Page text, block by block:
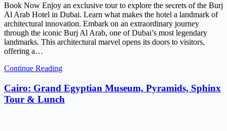
Book Now Enjoy an exclusive tour to explore the secrets of the Burj
Al Arab Hotel in Dubai. Learn what makes the hotel a landmark of
architectural innovation. Embark on an extraordinary journey
through the iconic Burj Al Arab, one of Dubai’s most legendary
landmarks. This architectural marvel opens its doors to visitors,
offering a…
Continue Reading
Cairo: Grand Egyptian Museum, Pyramids, Sphinx
Tour & Lunch